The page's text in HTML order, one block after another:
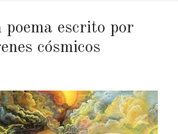
poema escrito por
cósmicos